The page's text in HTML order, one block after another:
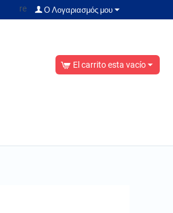
Ο Λογαριασμός μου
re
El carrito esta vacío